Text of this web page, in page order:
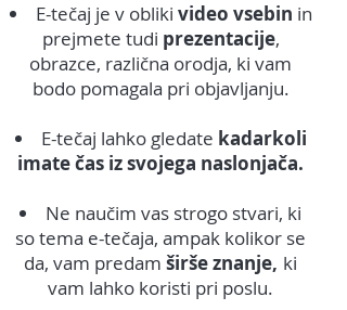
E-tečaj je v obliki video vsebin in
prejmete tudi prezentacije,
obrazce, različna orodja, ki vam
bodo pomagala pri objavljanju.
E-tečaj lahko gledate kadarkoli
imate čas iz svojega naslonjača.
Ne naučim vas strogo stvari, ki
so tema e-tečaja, ampak kolikor se
da, vam predam širše znanje, ki
vam lahko koristi pri poslu.